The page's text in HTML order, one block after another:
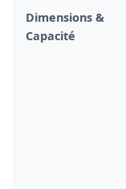
Dimensions &
Capacité